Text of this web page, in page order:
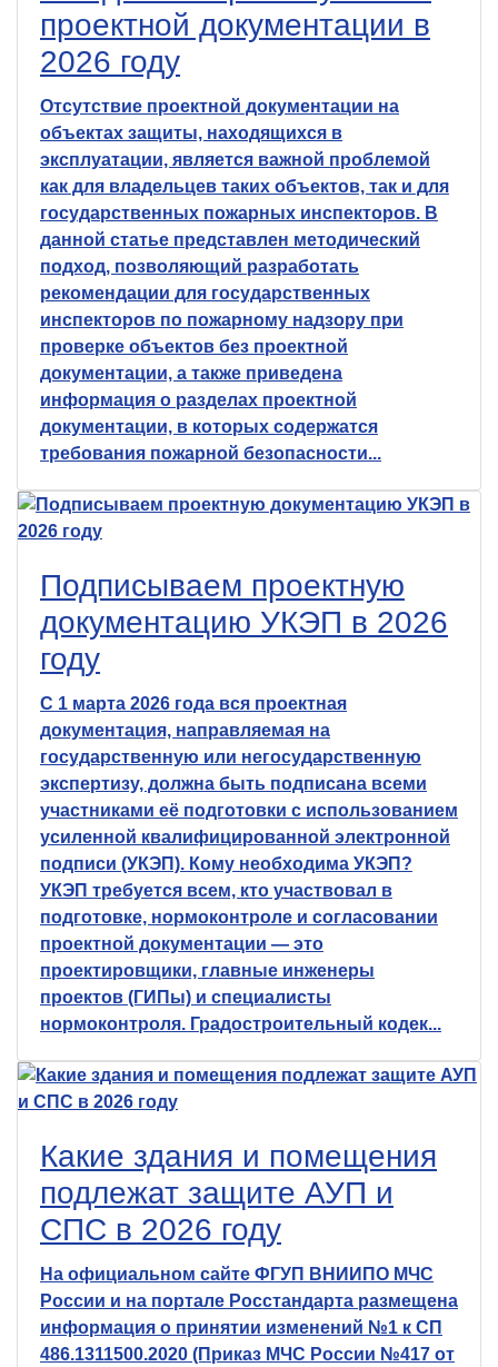
проектной документации в
2026 году
Отсутствие проектной документации на
объектах защиты, находящихся в
эксплуатации, является важной проблемой
как для владельцев таких объектов, так и для
государственных пожарных инспекторов. В
данной статье представлен методический
подход, позволяющий разработать
рекомендации для государственных
инспекторов по пожарному надзору при
проверке объектов без проектной
документации, а также приведена
информация о разделах проектной
документации, в которых содержатся
требования пожарной безопасности...
Подписываем проектную
документацию УКЭП в 2026
году
С 1 марта 2026 года вся проектная
документация, направляемая на
государственную или негосударственную
экспертизу, должна быть подписана всеми
участниками её подготовки с использованием
усиленной квалифицированной электронной
подписи (УКЭП). Кому необходима УКЭП?
УКЭП требуется всем, кто участвовал в
подготовке, нормоконтроле и согласовании
проектной документации — это
проектировщики, главные инженеры
проектов (ГИПы) и специалисты
нормоконтроля. Градостроительный кодек...
Какие здания и помещения
подлежат защите АУП и
СПС в 2026 году
На официальном сайте ФГУП ВНИИПО МЧС
России и на портале Росстандарта размещена
информация о принятии изменений №1 к СП
486.1311500.2020 (Приказ МЧС России №417 от